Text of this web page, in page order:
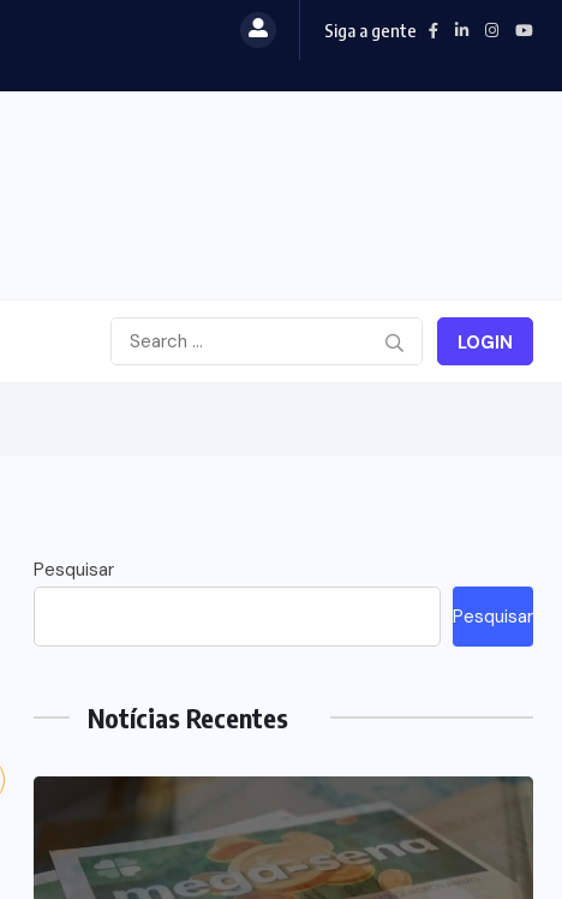
Siga a gente
LOGIN
Pesquisar
Pesquisar
Notícias Recentes